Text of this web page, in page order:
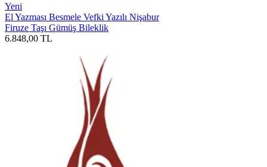
Yeni
El Yazması Besmele Vefki Yazılı Nişabur
Firuze Taşı Gümüş Bileklik
6.848,00 TL